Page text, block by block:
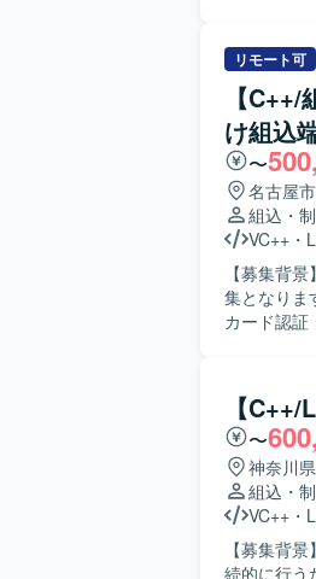
ら開発を進められる方
領域で、
通じて習
の構造理解も深めていただけ
ウェア開発
ブラリな
リモート可
【
け組込
〜
名古屋
組込・
VC++ ・
【募集背
集となります。 【作業内容】 入退館システムやPOSシステム向け
カード認証
にも前向
ジション
認証技術や
に関わること
Linux環境
実装・評価
【
〜
神奈川県
組込・
VC++ ・
【募集背
続的に行うための要員